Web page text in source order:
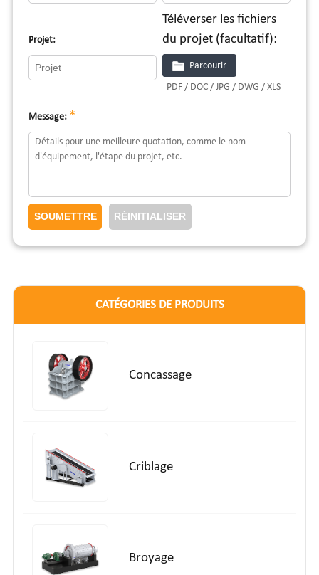
Projet:
Téléverser les fichiers
du projet (facultatif):
Parcourir
PDF / DOC / JPG / DWG / XLS
Message: *
CATÉGORIES DE PRODUITS
Concassage
Criblage
Broyage